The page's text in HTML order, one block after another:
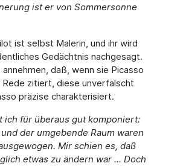
ist er von Sommersonne
ist selbst Malerin, und ihr wird
Gedächtnis nachgesagt.
annehmen, daß, wenn sie Picasso
zitiert, diese unverfälscht
präzise charakterisiert.
ich für überaus gut komponiert:
der umgebende Raum waren
Mir schien es, daß
etwas zu ändern war ... Doch